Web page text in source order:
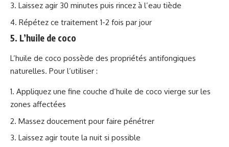
Laissez agir 30 minutes puis rincez à l’eau tiède
Répétez ce traitement 1-2 fois par jour
5. L’huile de coco
L’huile de coco possède des propriétés antifongiques
naturelles. Pour l’utiliser :
Appliquez une fine couche d’huile de coco vierge sur les
zones affectées
Massez doucement pour faire pénétrer
Laissez agir toute la nuit si possible